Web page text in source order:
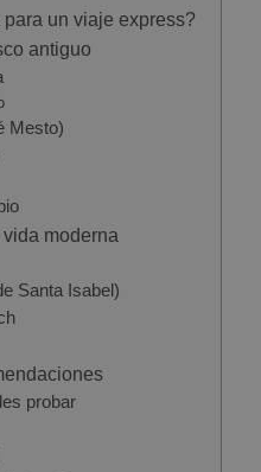
un viaje express?
antiguo
Mesto)
moderna
Santa Isabel)
probar